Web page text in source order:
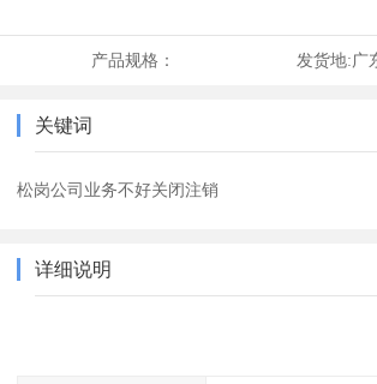
产品规格： 发货地:广
关键词
松岗公司业务不好关闭注销
详细说明